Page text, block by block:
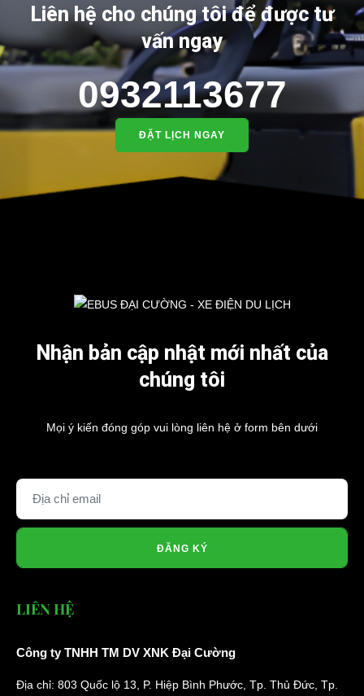
Liên hệ cho chúng tôi để được tư
vấn ngay
0932113677
ĐẶT LỊCH NGAY
Nhận bản cập nhật mới nhất của
chúng tôi
Mọi ý kiến đóng góp vui lòng liên hệ ở form bên dưới
ĐĂNG KÝ
LIÊN HỆ
Công ty TNHH TM DV XNK Đại Cường
Địa chỉ: 803 Quốc lộ 13, P. Hiệp Bình Phước, Tp. Thủ Đức, Tp.